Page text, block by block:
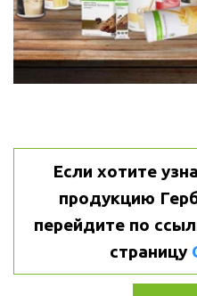
Если хотите
продукцию
перейдите по
страницу